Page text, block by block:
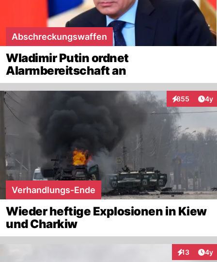
Abschreckungswaffen
Wladimir Putin ordnet
Alarmbereitschaft an
855
Interaktionen
4y
Verhandlungs-Ende
Wieder heftige Explosionen in Kiew
und Charkiw
13 4y